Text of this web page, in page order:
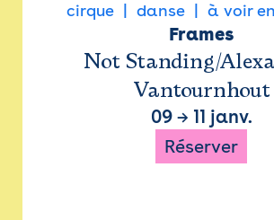
cirque danse à voir
Frames
Not Standing/
Vantournhout
09→ 11 janv.
Réserver